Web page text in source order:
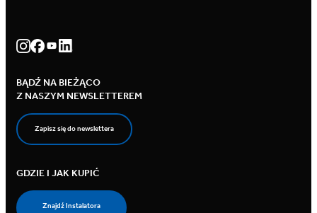
BĄDŹ NA BIEŻĄCO
Z NASZYM NEWSLETTEREM
Zapisz się do newslettera
GDZIE I JAK KUPIĆ
Znajdź Instalatora